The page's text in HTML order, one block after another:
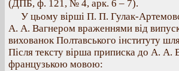
(ДПБ, ф. 121, № 4, арк. 6 – 7).
У цьому вірші П. П. Гулак-
А. А. Вагнером враженнями від
вихованок Полтавського інституту
Після тексту вірша приписка до А. А.
французькою мовою: